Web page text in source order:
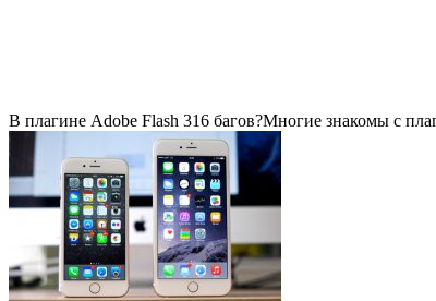
В плагине Adobe Flash 316 багов?Многие знакомы с